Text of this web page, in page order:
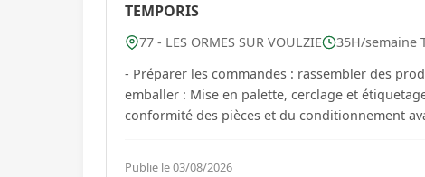
TEMPORIS
77 - LES ORMES SUR VOULZIE 35H/semaine
- Préparer les commandes : rassembler des
emballer : Mise en palette, cerclage et
conformité des pièces et du conditionnement
Publie le 03/08/2026